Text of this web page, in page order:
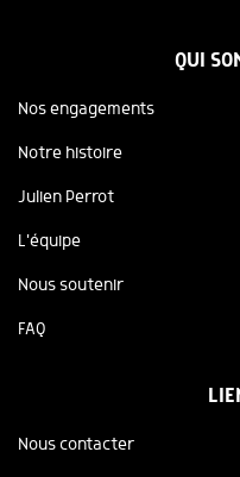
QUI
Nos engagements
Notre histoire
Julien Perrot
L'équipe
Nous soutenir
FAQ
Nous contacter